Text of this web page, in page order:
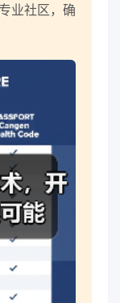
业社区，确